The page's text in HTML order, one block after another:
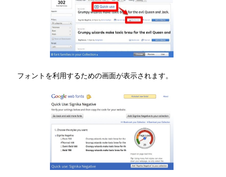
フォントを利用するための画面が表示されます。